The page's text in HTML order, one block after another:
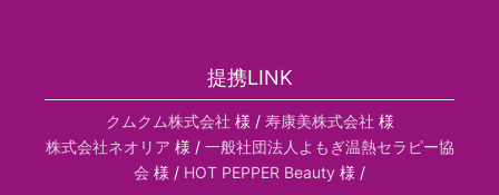
提携LINK
クムクム株式会社 様 / 寿康美株式会社 様
株式会社ネオリア 様 / 一般社団法人よもぎ温熱セラピー協
会 様 / HOT PEPPER Beauty 様 /